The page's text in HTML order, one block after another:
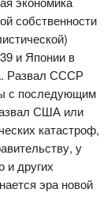
собственности
и Японии в
Развал СССР
с последующим
США или
катастроф,
у
и других
эра новой